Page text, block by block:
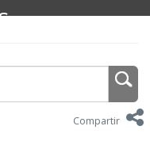
Compartir